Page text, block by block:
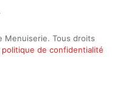
Menuiserie. Tous droits
de confidentialité